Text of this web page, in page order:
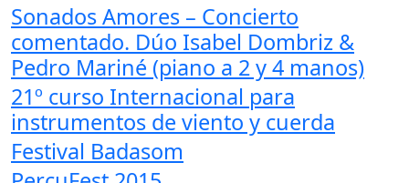
Sonados Amores – Concierto
comentado. Dúo Isabel Dombriz &
Pedro Mariné (piano a 2 y 4 manos)
21º curso Internacional para
instrumentos de viento y cuerda
Festival Badasom